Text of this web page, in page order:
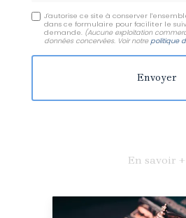
J'autorise ce site à conserver
dans ce formulaire pour faciliter le
demande. (Aucune exploitation
données concervées. Voir notrepolitique
En savoir +